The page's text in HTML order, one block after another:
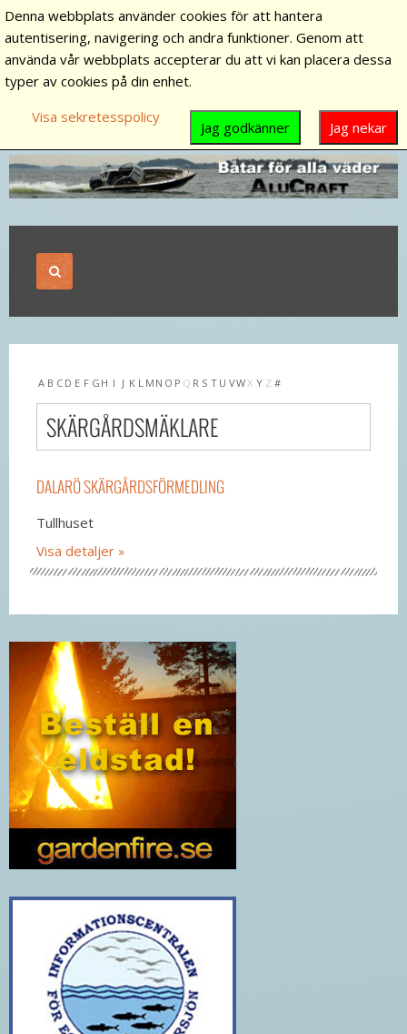
A B C D E F G H I J K L M N O P Q R S T U VWX Y Z #
SKÄRGÅRDSMÄKLARE
DALARÖ SKÄRGÅRDSFÖRMEDLING
Tullhuset
Visa detaljer
Denna webbplats använder cookies för att hantera
autentisering, navigering och andra funktioner. Genom att
använda vår webbplats accepterar du att vi kan placera dessa
typer av cookies på din enhet.
Visa sekretesspolicy
Jag nekar
Jag godkänner